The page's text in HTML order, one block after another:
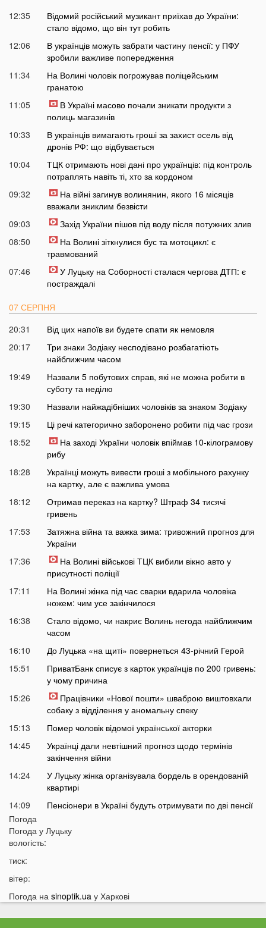
12:35
Відомий російський музикант приїхав до України:
стало відомо, що він тут робить
12:06
В українців можуть забрати частину пенсії: у ПФУ
зробили важливе попередження
11:34
На Волині чоловік погрожував поліцейським
гранатою
11:05
В Україні масово почали зникати продукти з
полиць магазинів
10:33
В українців вимагають гроші за захист осель від
дронів РФ: що відбувається
10:04
ТЦК отримають нові дані про українців: під контроль
потраплять навіть ті, хто за кордоном
09:32
На війні загинув волинянин, якого 16 місяців
вважали зниклим безвісти
09:03
Захід України пішов під воду після потужних злив
08:50
На Волині зіткнулися бус та мотоцикл: є
травмований
07:46
У Луцьку на Соборності сталася чергова ДТП: є
постраждалі
07 СЕРПНЯ
20:31
Від цих напоїв ви будете спати як немовля
20:17
Три знаки Зодіаку несподівано розбагатіють
найближчим часом
19:49
Назвали 5 побутових справ, які не можна робити в
суботу та неділю
19:30
Назвали найжадібніших чоловіків за знаком Зодіаку
19:15
Ці речі категорично заборонено робити під час грози
18:52
На заході України чоловік впіймав 10-кілограмову
рибу
18:28
Українці можуть вивести гроші з мобільного рахунку
на картку, але є важлива умова
18:12
Отримав переказ на картку? Штраф 34 тисячі
гривень
17:53
Затяжна війна та важка зима: тривожний прогноз для
України
17:36
На Волині військові ТЦК вибили вікно авто у
присутності поліції
17:11
На Волині жінка під час сварки вдарила чоловіка
ножем: чим усе закінчилося
16:38
Стало відомо, чи накриє Волинь негода найближчим
часом
16:10
До Луцька «на щиті» повернеться 43-річний Герой
15:51
ПриватБанк списує з карток українців по 200 гривень:
у чому причина
15:26
Працівники «Нової пошти» шваброю виштовхали
собаку з відділення у аномальну спеку
15:13
Помер чоловік відомої української акторки
14:45
Українці дали невтішний прогноз щодо термінів
закінчення війни
14:24
У Луцьку жінка організувала бордель в орендованій
квартирі
14:09
Пенсіонери в Україні будуть отримувати по дві пенсії
13:55
глобального потепління: перелік
13:25
бронювання від мобілізації
Погода
Погода у Луцьку
вологість:
тиск:
вітер:
Погода на sinoptik.ua у Харкові